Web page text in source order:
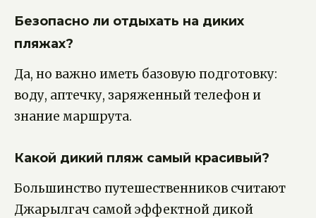
Безопасно ли отдыхать на диких
пляжах?
Да, но важно иметь базовую подготовку:
воду, аптечку, заряженный телефон и
знание маршрута.
Какой дикий пляж самый красивый?
Большинство путешественников считают
Джарылгач самой эффектной дикой